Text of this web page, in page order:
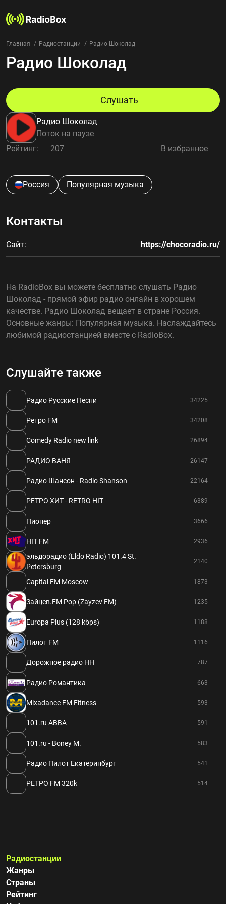
Радиостанции
Жанры
Страны
Избранное
О нас
Добавить радиостанцию
Конфиденциальность
Главная Радиостанции Радио Шоколад
Радио Шоколад
Радио Шоколад
Поток на паузе
Слушать
Рейтинг: 207 В избранное
Россия Популярная музыка
Контакты
Сайт: https://chocoradio.ru/
На RadioBox вы можете бесплатно слушать Радио
Шоколад - прямой эфир радио онлайн в хорошем
качестве. Радио Шоколад вещает в стране Россия.
Основные жанры: Популярная музыка. Наслаждайтесь
любимой радиостанцией вместе с RadioBox.
Слушайте также
Радио Русские Песни 34225
Ретро FM 34208
Comedy Radio new link 26894
РАДИО ВАНЯ 26147
Радио Шансон - Radio Shanson 22164
РЕТРО ХИТ - RETRO HIT 6389
Пионер 3666
HIT FM 2936
эльдорадио (Eldo Radio) 101.4 St.
Petersburg
2140
Capital FM Moscow 1873
Зайцев.FM Pop (Zayzev FM) 1235
Europa Plus (128 kbps) 1188
Пилот FM 1116
Дорожное радио НН 787
Радио Романтика 663
Mixadance FM Fitness 593
101.ru ABBA 591
101.ru - Boney M. 583
Радио Пилот Екатеринбург 541
РЕТРО FM 320k 514
Радиостанции
Жанры
Страны
Рейтинг